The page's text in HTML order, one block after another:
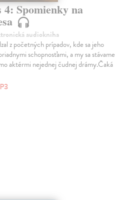
Spomienky na
audiokniha
z početných prípadov, kde sa jeho
schopnosťami, a my sa stávame
aktérmi nejednej čudnej drámy.Čaká